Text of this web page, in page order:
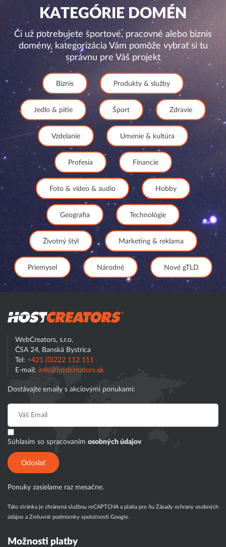
KATEGÓRIE DOMÉN
Či už potrebujete športové, pracovné alebo biznis
domény, kategorizácia Vám pomôže vybrať si tu
správnu pre Váš projekt
Biznis Produkty & služby
Jedlo & pitie Šport Zdravie
Vzdelanie Umenie & kultúra
Profesia Financie
Foto & video & audio Hobby
Geografia Technológie
Životný štýl Marketing & reklama
Priemysel Národné Nové gTLD
WebCreators, s.r.o.
ČSA 24, Banská Bystrica
Tel: +421 (0)222 112 111
E-mail: info@hostcreators.sk
Dostávajte emaily s akciovými ponukami:
Súhlasím so spracovaním osobných údajov
Odoslať
Ponuky zasielame raz mesačne.
Táto stránka je chránená službou reCAPTCHA a platia pre ňu Zásady ochrany osobných
údajov a Zmluvné podmienky spoločnosti Google.
Možnosti platby